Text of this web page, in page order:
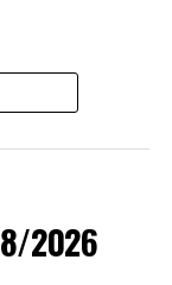
2026